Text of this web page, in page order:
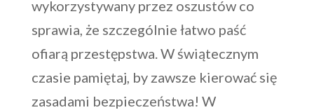
wykorzystywany przez oszustów co
sprawia, że szczególnie łatwo paść
ofiarą przestępstwa. W świątecznym
czasie pamiętaj, by zawsze kierować się
zasadami bezpieczeństwa! W